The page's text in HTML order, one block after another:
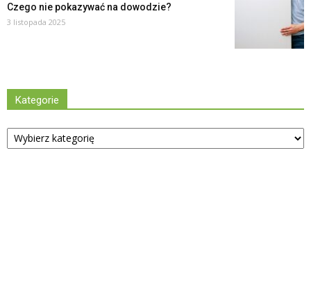
Czego nie pokazywać na dowodzie?
3 listopada 2025
Kategorie
Kategorie